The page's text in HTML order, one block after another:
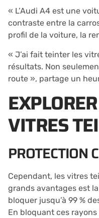
« L’Audi A4 est une
contraste entre la
profil de la voiture, la
« J’ai fait teinter les
résultats. Non
route », partage un
VITRES
PROTECTION
Cependant, les vitres
grands avantages est
bloquer jusqu’à 99 %
En bloquant ces